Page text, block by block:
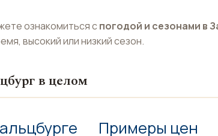
ознакомиться спогодой и сезонами в
высокий или низкий сезон.
в целом
Примеры цен